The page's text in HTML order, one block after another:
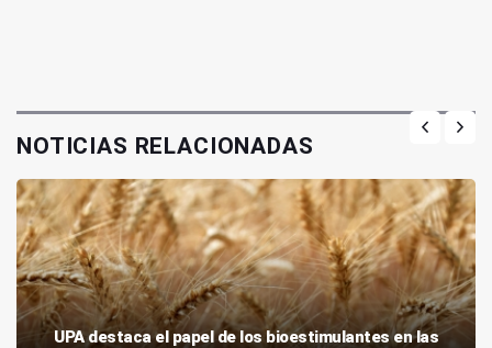
NOTICIAS RELACIONADAS
UPA destaca el papel de los bioestimulantes en las